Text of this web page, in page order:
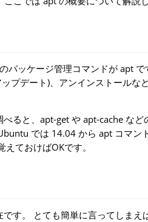
ッケージ管理コマンドが apt で
プデート)、アンインストールな
ると、apt-get や apt-cache など
では 14.04 から apt コマン
ておけばOKです。
です。 とても簡単に言ってしまえ